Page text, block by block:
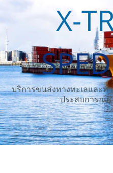
X-
บริการขนส่งทางทะเลและท
ประสบการณ์ย